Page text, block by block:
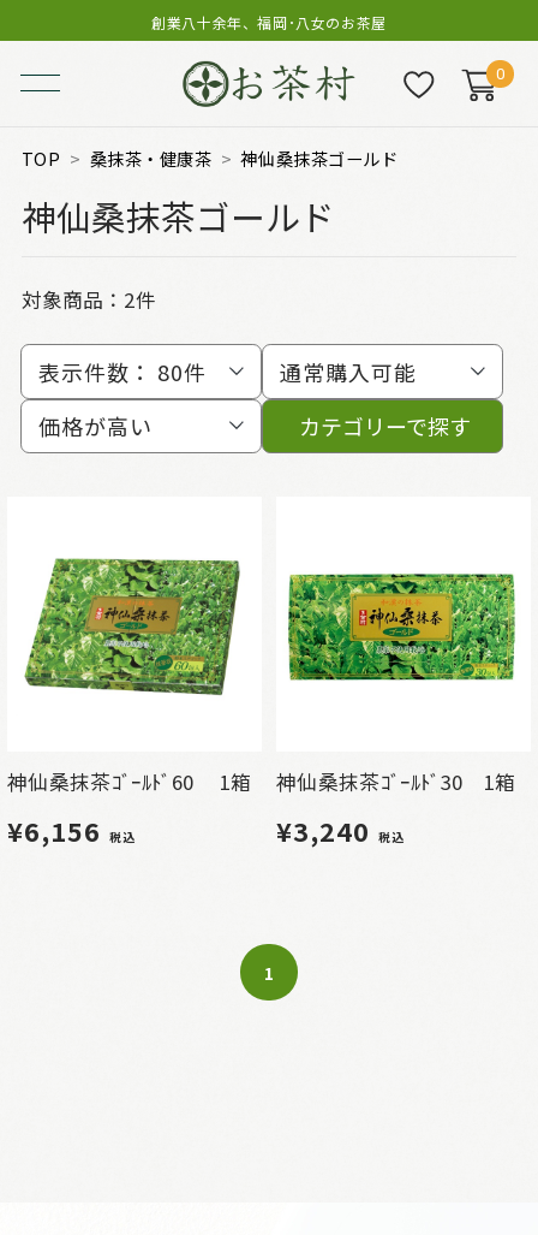
創業八十余年、福岡･八女のお茶屋
0
TOP 桑抹茶・健康茶 神仙桑抹茶ゴールド
神仙桑抹茶ゴールド
対象商品： 2件
表示件数： 80件
通常購入可能
価格が高い
カテゴリーで探す
神仙桑抹茶ｺﾞｰﾙﾄﾞ60 1箱
¥6,156 税込
神仙桑抹茶ｺﾞｰﾙﾄﾞ30 1箱
¥3,240 税込
1